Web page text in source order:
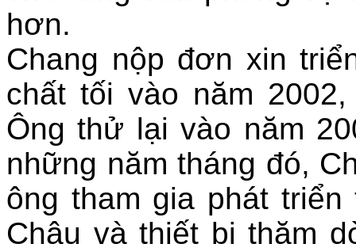
hơn.
Chang nộp đơn xin
chất tối vào năm
Ông thử lại vào năm
những năm tháng đó,
ông tham gia phát
Châu và thiết bị thăm